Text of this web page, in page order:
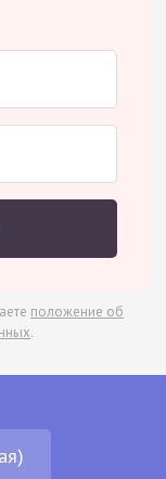
положение об
.